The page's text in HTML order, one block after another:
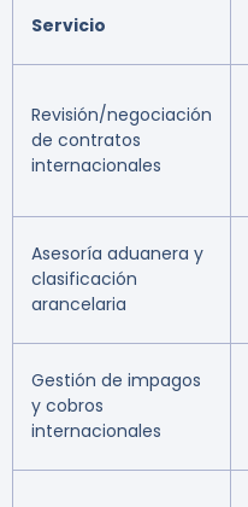
Servicio
Revisión/negociación
de contratos
internacionales
Asesoría aduanera y
clasificación
arancelaria
Gestión de impagos
y cobros
internacionales